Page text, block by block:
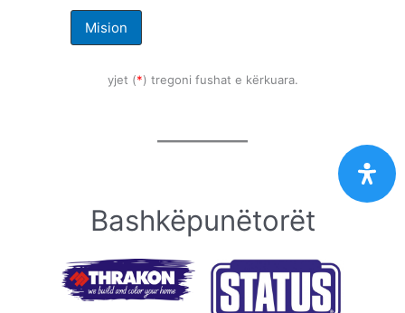
Mision
yjet (*) tregoni fushat e kërkuara.
Bashkëpunëtorët